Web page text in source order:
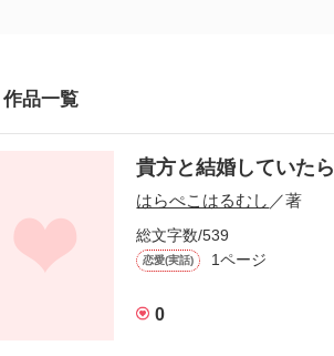
作品一覧
貴方と結婚していたら
はらぺこはるむし ／著
総文字数/539
恋愛(実話) 1ページ
0